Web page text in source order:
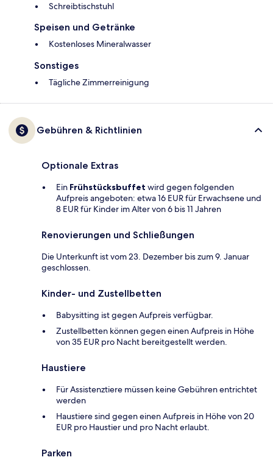
Schreibtischstuhl
Speisen und Getränke
Kostenloses Mineralwasser
Sonstiges
Tägliche Zimmerreinigung
Gebühren & Richtlinien
Optionale Extras
Ein Frühstücksbuffet wird gegen folgenden
Aufpreis angeboten: etwa 16 EUR für Erwachsene und
8 EUR für Kinder im Alter von 6 bis 11 Jahren
Renovierungen und Schließungen
Die Unterkunft ist vom 23. Dezember bis zum 9. Januar
geschlossen.
Kinder- und Zustellbetten
Babysitting ist gegen Aufpreis verfügbar.
Zustellbetten können gegen einen Aufpreis in Höhe
von 35 EUR pro Nacht bereitgestellt werden.
Haustiere
Für Assistenztiere müssen keine Gebühren entrichtet
werden
Haustiere sind gegen einen Aufpreis in Höhe von 20
EUR pro Haustier und pro Nacht erlaubt.
Parken